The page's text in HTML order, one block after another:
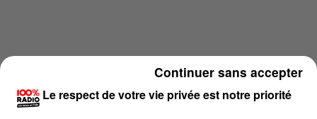
Le respect de votre vie privée est notre priorité
Continuer sans accepter